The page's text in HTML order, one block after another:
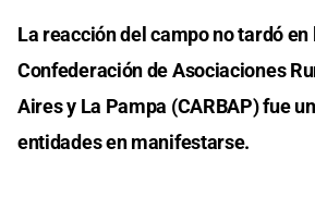
La reacción del campo no tardó en
Confederación de Asociaciones
Aires y La Pampa (CARBAP) fue
entidades en manifestarse.